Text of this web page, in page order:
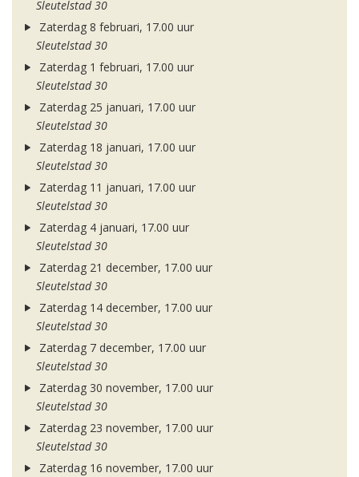
Sleutelstad 30
Zaterdag 8 februari, 17.00 uur
Sleutelstad 30
Zaterdag 1 februari, 17.00 uur
Sleutelstad 30
Zaterdag 25 januari, 17.00 uur
Sleutelstad 30
Zaterdag 18 januari, 17.00 uur
Sleutelstad 30
Zaterdag 11 januari, 17.00 uur
Sleutelstad 30
Zaterdag 4 januari, 17.00 uur
Sleutelstad 30
Zaterdag 21 december, 17.00 uur
Sleutelstad 30
Zaterdag 14 december, 17.00 uur
Sleutelstad 30
Zaterdag 7 december, 17.00 uur
Sleutelstad 30
Zaterdag 30 november, 17.00 uur
Sleutelstad 30
Zaterdag 23 november, 17.00 uur
Sleutelstad 30
Zaterdag 16 november, 17.00 uur